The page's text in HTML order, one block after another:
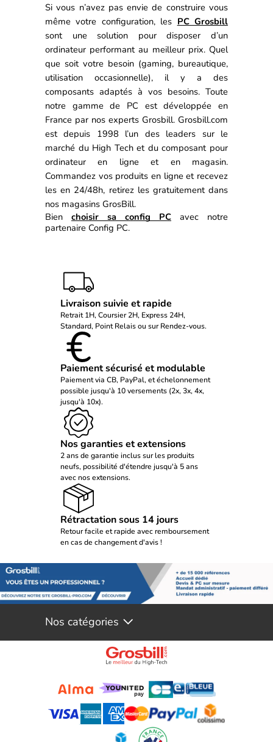
Si vous n’avez pas envie de construire vous
même votre configuration, les PC Grosbill
sont une solution pour disposer d’un
ordinateur performant au meilleur prix. Quel
que soit votre besoin (gaming, bureautique,
utilisation occasionnelle), il y a des
composants adaptés à vos besoins. Toute
notre gamme de PC est développée en
France par nos experts Grosbill. Grosbill.com
est depuis 1998 l’un des leaders sur le
marché du High Tech et du composant pour
Commandez vos produits en ligne et recevez
les en 24/48h, retirez les gratuitement dans
nos magasins GrosBill.
Bien choisir sa config PC avec notre
partenaire Config PC.
Livraison suivie et rapide
Retrait 1H, Coursier 2H, Express 24H,
Standard, Point Relais ou sur Rendez-vous.
Paiement sécurisé et modulable
Paiement via CB, PayPal, et échelonnement
possible jusqu'à 10 versements (2x, 3x, 4x,
jusqu'à 10x).
Nos garanties et extensions
2 ans de garantie inclus sur les produits
neufs, possibilité d'étendre jusqu'à 5 ans
avec nos extensions.
Rétractation sous 14 jours
Retour facile et rapide avec remboursement
en cas de changement d'avis !
Nos catégories